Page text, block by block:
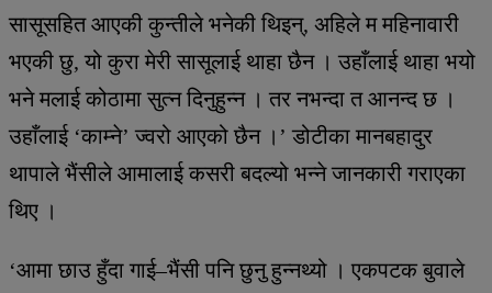
सासूसहित आएकी कुन्तीले भनेकी थिइन्, अहिले म महिनावारी
भएकी छु, यो कुरा मेरी सासूलाई थाहा छैन । उहाँलाई थाहा भयो
भने मलाई कोठामा सुत्न दिनुहुन्न । तर नभन्दा त आनन्द छ ।
उहाँलाई ‘काम्ने’ ज्वरो आएको छैन ।’ डोटीका मानबहादुर
थापाले भैंसीले आमालाई कसरी बदल्यो भन्ने जानकारी गराएका
थिए ।
‘आमा छाउ हुँदा गाई–भैंसी पनि छुनु हुन्नथ्यो । एकपटक बुवाले